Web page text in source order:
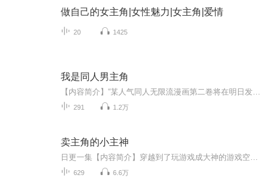
做自己的女主角|女性魅力|女主角|爱情
20 1425
我是同人男主角
291 1.2万
卖主角的小主神
629 6.6万